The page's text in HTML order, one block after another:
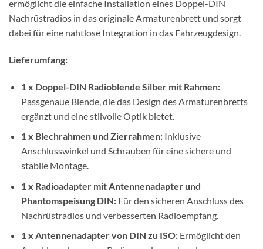
ermöglicht die einfache Installation eines Doppel-DIN
Nachrüstradios in das originale Armaturenbrett und sorgt
dabei für eine nahtlose Integration in das Fahrzeugdesign.
Lieferumfang:
1 x Doppel-DIN Radioblende Silber mit Rahmen:
Passgenaue Blende, die das Design des Armaturenbretts
ergänzt und eine stilvolle Optik bietet.
1 x Blechrahmen und Zierrahmen:Inklusive
Anschlusswinkel und Schrauben für eine sichere und
stabile Montage.
1 x Radioadapter mit Antennenadapter und
Phantomspeisung DIN:Für den sicheren Anschluss des
Nachrüstradios und verbesserten Radioempfang.
1 x Antennenadapter von DIN zu ISO:Ermöglicht den